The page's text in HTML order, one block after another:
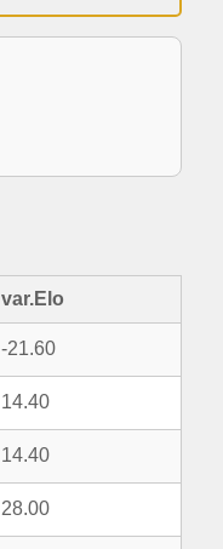
var.Elo
-21.60
14.40
14.40
28.00